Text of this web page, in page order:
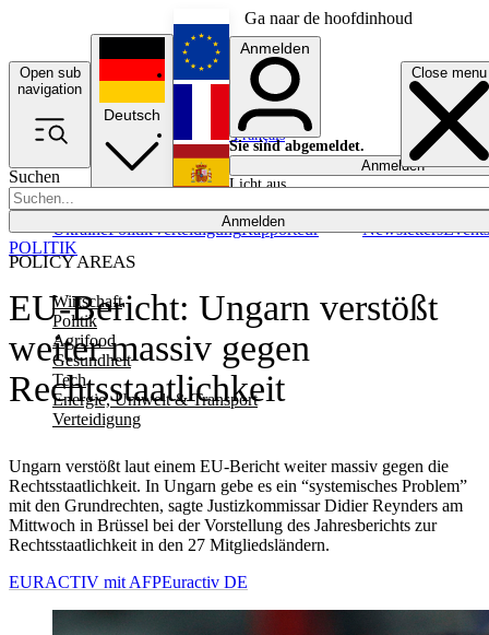
Ga naar de hoofdinhoud
Open sub
navigation
Close menu
Suchen
Anmelden
POLICY AREAS
Wirtschaft
Politik
Agrifood
Gesundheit
Tech
Energie, Umwelt & Transport
Verteidigung
UkrainePolitikVerteidigungRapporteur NewslettersEvents
Deutsch
English
Français
Anmelden
Sie sind abgemeldet.
Anmelden
Licht aus
EU-Bericht: Ungarn verstößt
weiter massiv gegen
Rechtsstaatlichkeit
Ungarn verstößt laut einem EU-Bericht weiter massiv gegen die
Rechtsstaatlichkeit. In Ungarn gebe es ein “systemisches Problem”
mit den Grundrechten, sagte Justizkommissar Didier Reynders am
Mittwoch in Brüssel bei der Vorstellung des Jahresberichts zur
Rechtsstaatlichkeit in den 27 Mitgliedsländern.
POLITIK
EURACTIV mit AFPEuractiv DE